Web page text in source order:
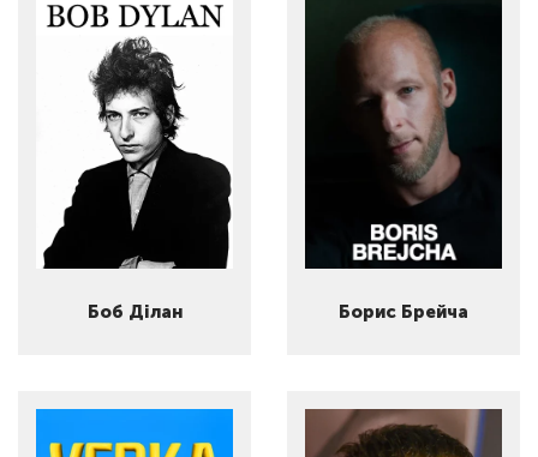
Боб Ділан Борис Брейча